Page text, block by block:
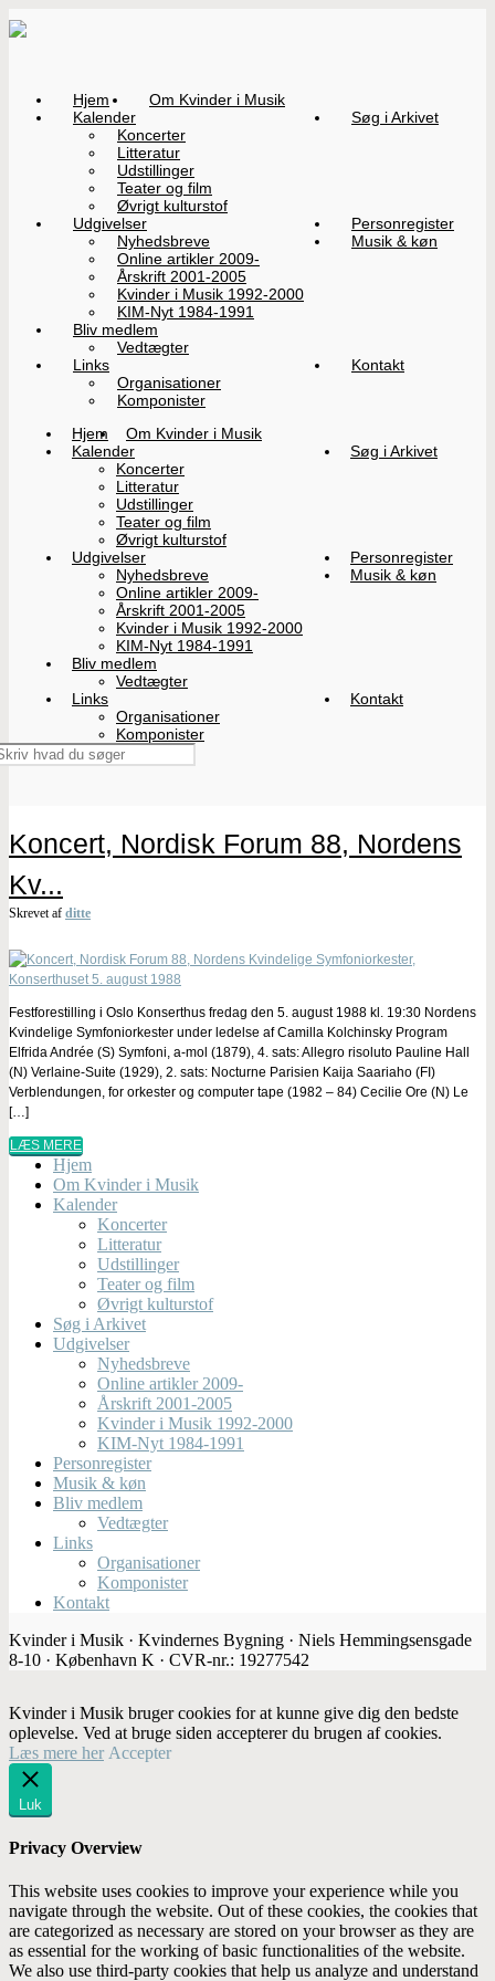
Hjem
Om Kvinder i Musik
Kalender
Koncerter
Litteratur
Udstillinger
Teater og film
Øvrigt kulturstof
Søg i Arkivet
Udgivelser
Nyhedsbreve
Online artikler 2009-
Årskrift 2001-2005
Kvinder i Musik 1992-2000
KIM-Nyt 1984-1991
Personregister
Musik & køn
Bliv medlem
Vedtægter
Links
Organisationer
Komponister
Kontakt
Hjem
Om Kvinder i Musik
Kalender
Koncerter
Litteratur
Udstillinger
Teater og film
Øvrigt kulturstof
Søg i Arkivet
Udgivelser
Nyhedsbreve
Online artikler 2009-
Årskrift 2001-2005
Kvinder i Musik 1992-2000
KIM-Nyt 1984-1991
Personregister
Musik & køn
Bliv medlem
Vedtægter
Links
Organisationer
Komponister
Kontakt
Koncert, Nordisk Forum 88, Nordens
Kv...
Skrevet af ditte
Festforestilling i Oslo Konserthus fredag den 5. august 1988 kl. 19:30 Nordens
Kvindelige Symfoniorkester under ledelse af Camilla Kolchinsky Program
Elfrida Andrée (S) Symfoni, a-mol (1879), 4. sats: Allegro risoluto Pauline Hall
(N) Verlaine-Suite (1929), 2. sats: Nocturne Parisien Kaija Saariaho (FI)
Verblendungen, for orkester og computer tape (1982 – 84) Cecilie Ore (N) Le
[…]
LÆS MERE
Hjem
Om Kvinder i Musik
Kalender
Koncerter
Litteratur
Udstillinger
Teater og film
Øvrigt kulturstof
Søg i Arkivet
Udgivelser
Nyhedsbreve
Online artikler 2009-
Årskrift 2001-2005
Kvinder i Musik 1992-2000
KIM-Nyt 1984-1991
Personregister
Musik & køn
Bliv medlem
Vedtægter
Links
Organisationer
Komponister
Kontakt
Kvinder i Musik · Kvindernes Bygning · Niels Hemmingsensgade
8-10 · København K · CVR-nr.: 19277542
Kvinder i Musik bruger cookies for at kunne give dig den bedste
oplevelse. Ved at bruge siden accepterer du brugen af cookies.
Læs mere her Accepter
Luk
Privacy Overview
This website uses cookies to improve your experience while you
navigate through the website. Out of these cookies, the cookies that
are categorized as necessary are stored on your browser as they are
as essential for the working of basic functionalities of the website.
We also use third-party cookies that help us analyze and understand